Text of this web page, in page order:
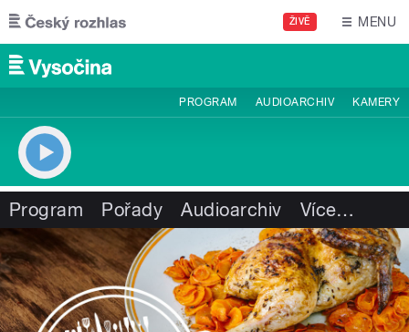
Přejít k hlavnímu obsahu
ŽIVĚ MENU
PROGRAM AUDIOARCHIV KAMERY
Program Pořady Audioarchiv Více…